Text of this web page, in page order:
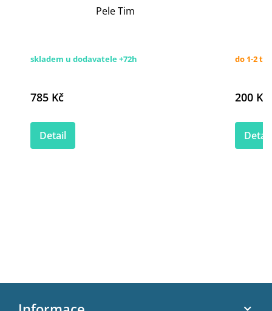
Pele Tim
skladem u dodavatele +72h
785 Kč
Detail
do 1-2
200 Kč
Detail